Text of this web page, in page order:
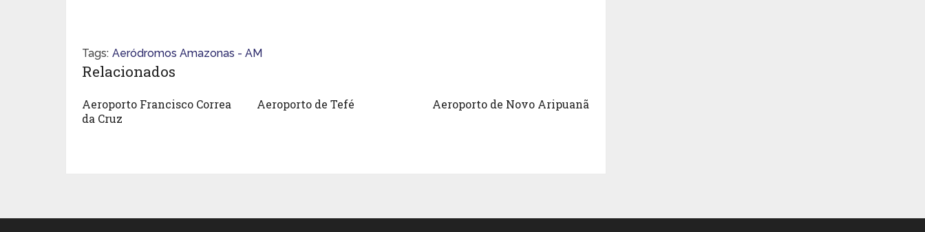
Tags: Aeródromos Amazonas - AM
Relacionados
Aeroporto Francisco Correa
da Cruz
Aeroporto de Tefé Aeroporto de Novo Aripuanã